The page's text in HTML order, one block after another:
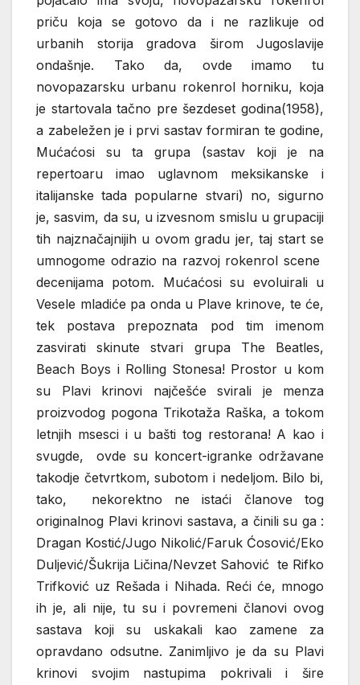
priču koja se gotovo da i ne razlikuje od
urbanih storija gradova širom Jugoslavije
ondašnje. Tako da, ovde imamo tu
novopazarsku urbanu rokenrol horniku, koja
je startovala tačno pre šezdeset godina(1958),
a zabeležen je i prvi sastav formiran te godine,
Mućaćosi su ta grupa (sastav koji je na
repertoaru imao uglavnom meksikanske i
italijanske tada popularne stvari) no, sigurno
je, sasvim, da su, u izvesnom smislu u grupaciji
tih najznačajnijih u ovom gradu jer, taj start se
umnogome odrazio na razvoj rokenrol scene
decenijama potom. Mućaćosi su evoluirali u
Vesele mladiće pa onda u Plave krinove, te će,
tek postava prepoznata pod tim imenom
zasvirati skinute stvari grupa The Beatles,
Beach Boys i Rolling Stonesa! Prostor u kom
su Plavi krinovi najčešće svirali je menza
proizvodog pogona Trikotaža Raška, a tokom
letnjih msesci i u bašti tog restorana! A kao i
svugde, ovde su koncert-igranke održavane
takodje četvrtkom, subotom i nedeljom. Bilo bi,
tako, nekorektno ne istaći članove tog
originalnog Plavi krinovi sastava, a činili su ga :
Dragan Kostić/Jugo Nikolić/Faruk Ćosović/Eko
Duljević/Šukrija Ličina/Nevzet Sahović te Rifko
Trifković uz Rešada i Nihada. Reći će, mnogo
ih je, ali nije, tu su i povremeni članovi ovog
sastava koji su uskakali kao zamene za
opravdano odsutne. Zanimljivo je da su Plavi
krinovi svojim nastupima pokrivali i šire